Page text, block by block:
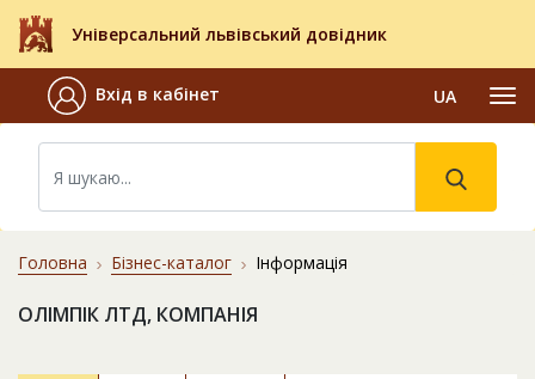
Універсальний львівський довідник
Вхід в кабінет UA
Головна Бізнес-каталог Інформація
ОЛІМПІК ЛТД, КОМПАНІЯ